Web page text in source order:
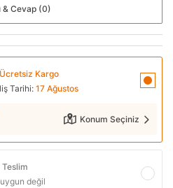
& Cevap (0)
Ücretsiz Kargo
Tarihi: 17 Ağustos
Konum Seçiniz
değil